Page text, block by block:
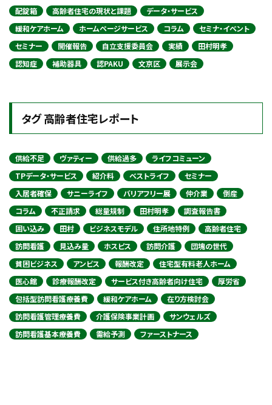
配錠箱 高齢者住宅の現状と課題
データ・サービス
緩和ケアホーム
ホームページサービス コラム
セミナ・イベント
セミナー
開催報告 自立支援委員会 実績
田村明孝
認知症
補助器具 認PAKU 文京区 展示会
タグ 高齢者住宅レポート
供給不足 ヴァティー 供給過多
ライフコミューン
TPデータ・サービス
紹介料 ベストライフ
セミナー
入居者確保
サニーライフ バリアフリー展 仲介業
倒産
コラム
不正請求 総量規制 田村明孝
調査報告書
囲い込み
田村 ビジネスモデル 住所地特例
高齢者住宅
訪問看護
見込み量 ホスピス 訪問介護
団塊の世代
貧困ビジネス
アンビス 報酬改定
住宅型有料老人ホーム
医心館
診療報酬改定 サービス付き高齢者向け住宅
厚労省
包括型訪問看護療養費
緩和ケアホーム
在り方検討会
訪問看護管理療養費
介護保険事業計画
サンウェルズ
訪問看護基本療養費
需給予測 ファーストナース